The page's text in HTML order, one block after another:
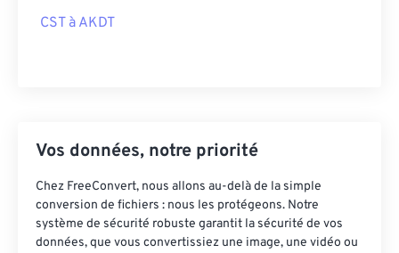
CST à AKDT
Vos données, notre priorité
Chez FreeConvert, nous allons au-delà de la simple
conversion de fichiers : nous les protégeons. Notre
système de sécurité robuste garantit la sécurité de vos
données, que vous convertissiez une image, une vidéo ou